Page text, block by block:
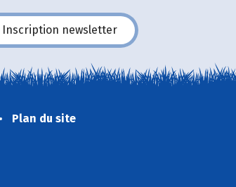
Inscription newsletter
Plan du site